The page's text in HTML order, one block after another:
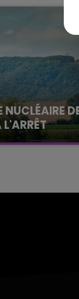
NUCLÉAIRE
semaine que